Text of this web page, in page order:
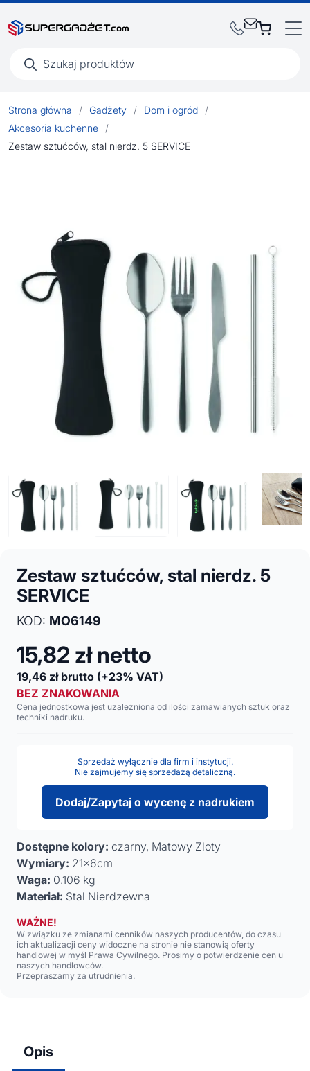
produktów
Strona główna / Gadżety / Dom i ogród
/
Akcesoria kuchenne
/
Zestaw sztućców, stal nierdz. 5 SERVICE
Zestaw sztućców, stal nierdz. 5
SERVICE
KOD: MO6149
15,82 zł netto
19,46 zł brutto (+23% VAT)
BEZ ZNAKOWANIA
Cena jednostkowa jest uzależniona od ilości zamawianych sztuk oraz
techniki nadruku.
Sprzedaż wyłącznie dla firm i instytucji.
Nie zajmujemy się sprzedażą detaliczną.
Dodaj/Zapytaj o wycenę z nadrukiem
Dostępne kolory: czarny, Matowy Zloty
Wymiary: 21x6cm
Waga: 0.106 kg
Materiał: Stal Nierdzewna
WAŻNE!
W związku ze zmianami cenników naszych producentów, do czasu
ich aktualizacji ceny widoczne na stronie nie stanowią oferty
handlowej w myśl Prawa Cywilnego. Prosimy o potwierdzenie cen u
naszych handlowców.
Przepraszamy za utrudnienia.
Opis